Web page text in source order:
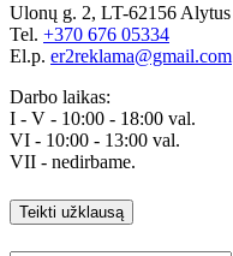
Ulonų g. 2, LT-62156 Alytus
Tel. +370 676 05334
El.p. er2reklama@gmail.com
Darbo laikas:
I - V - 10:00 - 18:00 val.
VI - 10:00 - 13:00 val.
VII - nedirbame.
Teikti užklausą